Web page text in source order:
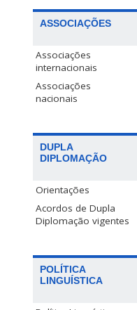
ASSOCIAÇÕES
Associações
internacionais
Associações
nacionais
DUPLA
DIPLOMAÇÃO
Orientações
Acordos de Dupla
Diplomação vigentes
POLÍTICA
LINGUÍSTICA